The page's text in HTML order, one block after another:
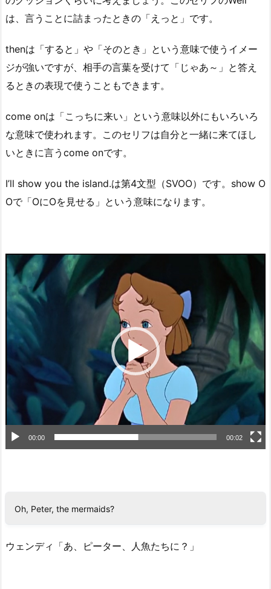
は、言うことに詰まったときの「えっと」です。
thenは「すると」や「そのとき」という意味で使うイメー
ジが強いですが、相手の言葉を受けて「じゃあ～」と答え
るときの表現で使うこともできます。
come onは「こっちに来い」という意味以外にもいろいろ
な意味で使われます。このセリフは自分と一緒に来てほし
いときに言うcome onです。
I’ll show you the island.は第4文型（SVOO）です。show O
Oで「OにOを見せる」という意味になります。
動
画
プ
レ
ー
ー
00:00 00:02
Oh, Peter, the mermaids?
ウェンディ「あ、ピーター、人魚たちに？」